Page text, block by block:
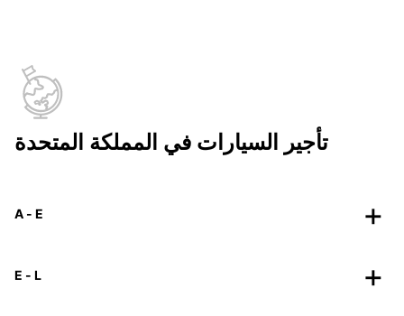
تأجير السيارات في المملكة المتحدة
A - E
E - L